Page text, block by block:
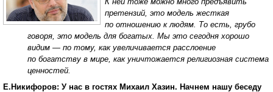
претензий, это модель жесткая
по отношению к людям. То есть, грубо
говоря, это модель для богатых. Мы это сегодня хорошо
видим — по тому, как увеличивается расслоение
по богатству в мире, как уничтожается религиозная система
ценностей.
Е.Никифоров: У нас в гостях Михаил Хазин. Начнем нашу беседу